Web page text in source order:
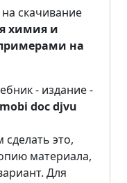
скачивание
химия и
на
- издание -
mobi docdjvu
это,
материала,
Для